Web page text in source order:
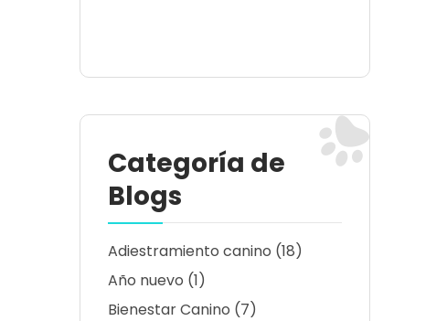
Categoría de
Blogs
Adiestramiento canino (18)
Año nuevo (1)
Bienestar Canino (7)